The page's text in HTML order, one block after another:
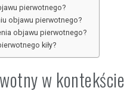
pierwotnego?
objawu pierwotnego?
objawu pierwotnego?
kiły?
w